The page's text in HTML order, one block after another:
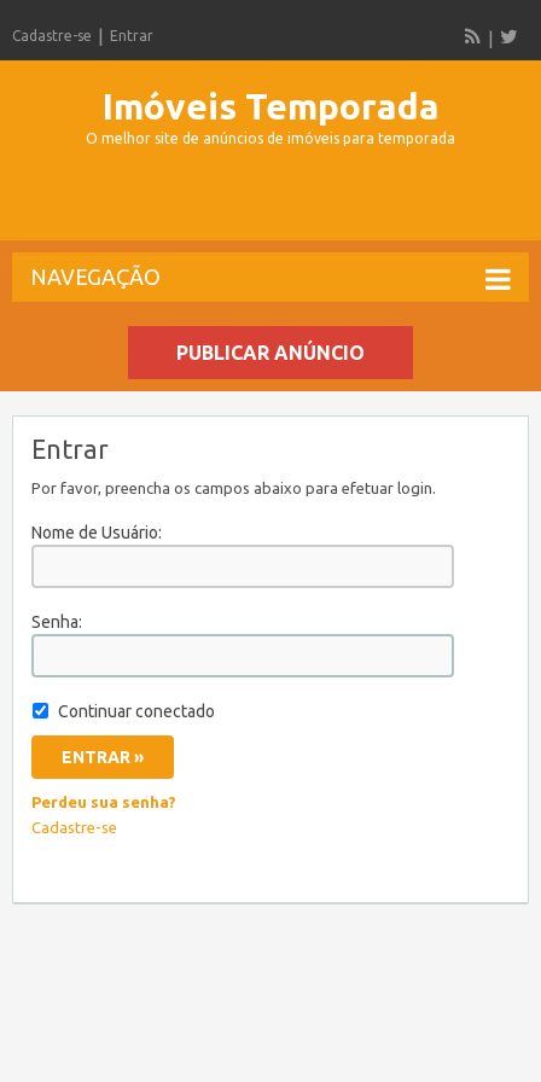
Cadastre-se Entrar
Imóveis Temporada
O melhor site de anúncios de imóveis para temporada
NAVEGAÇÃO
PUBLICAR ANÚNCIO
Entrar
Por favor, preencha os campos abaixo para efetuar login.
Nome de Usuário:
Senha:
Continuar conectado
Perdeu sua senha?
Cadastre-se